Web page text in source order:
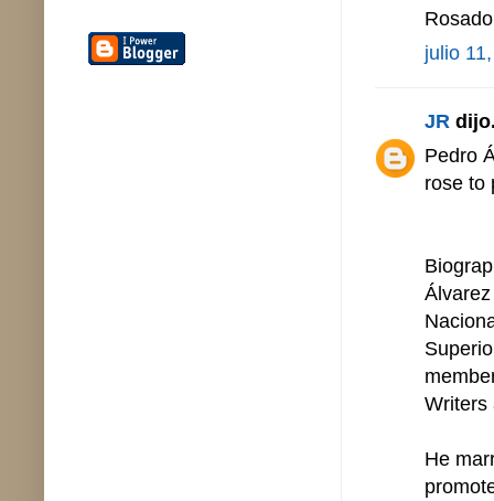
julio
JR
Pedro
rose to
Writers
He